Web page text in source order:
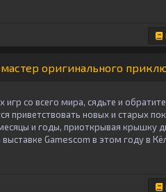
оригинального
игр со всего мира, сядьте и
приветствовать новых и старых
и годы, приоткрывая крышку
Gamescom в этом году в